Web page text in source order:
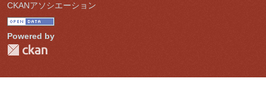
CKANアソシエーション
Powered by